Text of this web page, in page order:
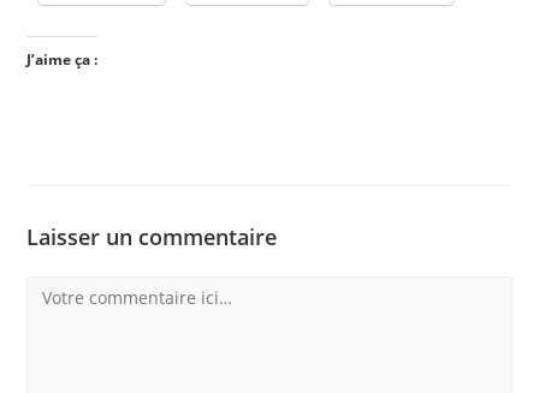
J’aime ça :
Laisser un commentaire
Comment